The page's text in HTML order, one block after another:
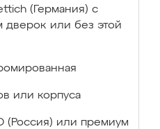
(Германия) с
дверок или без этой
или корпуса
(Россия) или премиум